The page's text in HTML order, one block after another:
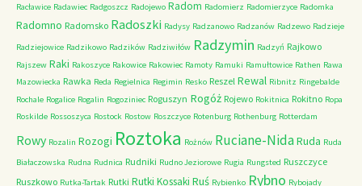
Racławice Radawiec Radgoszcz Radojewo Radom Radomierz Radomierzyce Radomka
Radomno Radomsko Radoszki Radysy Radzanowo Radzanów Radzewo Radzieje
Radziejowice Radzikowo Radzików Radziwiłów Radzymin Radzyń Rajkowo
Rajszew Raki Rakoszyce Rakowice Rakowiec Ramoty Ramuki Ramułtowice Rathen Rawa
Mazowiecka Rawka Reda Regielnica Regimin Resko Reszel Rewal Ribnitz Ringebalde
Rochale Rogalice Rogalin Rogoziniec Roguszyn Rogóż Rojewo Rokitnica Rokitno Ropa
Roskilde Rossoszyca Rostock Rostow Roszczyce Rotenburg Rothenburg Rotterdam
Rowy Rozalin Rozogi Roztoka Rożnów Ruciane-NidaRuda Ruda
Białaczowska Rudna Rudnica Rudniki Rudno Jeziorowe Rugia Rungsted Ruszczyce
Ruszkowo Rutka-Tartak Rutki Rutki Kossaki Ruś Rybienko Rybno Rybojady